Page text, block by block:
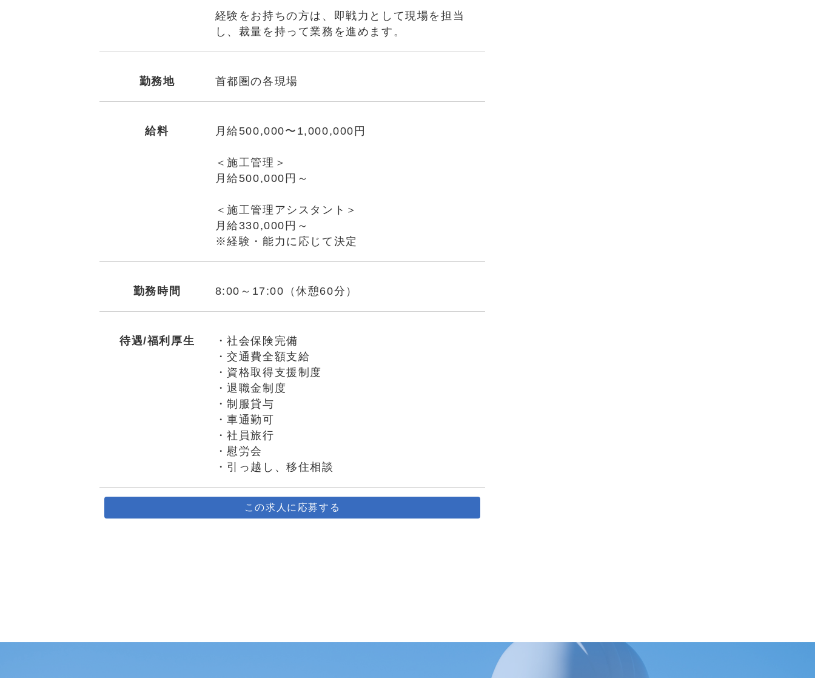
経験をお持ちの方は、即戦力として現場を担当
し、裁量を持って業務を進めます。
勤務地 首都圏の各現場
給料 月給500,000〜1,000,000円
＜施工管理＞
月給500,000円～
＜施工管理アシスタント＞
月給330,000円～
※経験・能力に応じて決定
勤務時間 8:00～17:00（休憩60分）
待遇/福利厚生
・社会保険完備
・交通費全額支給
・資格取得支援制度
・退職金制度
・制服貸与
・車通勤可
・社員旅行
・慰労会
・引っ越し、移住相談
この求人に応募する